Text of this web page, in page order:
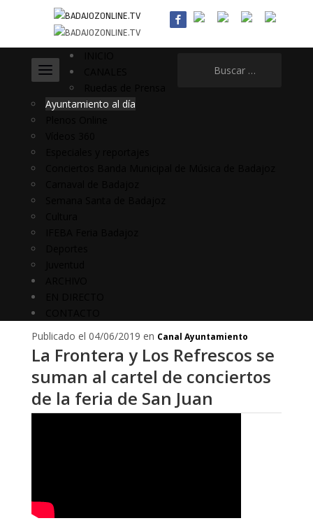
Ayuntamiento al día
Publicado el 04/06/2019 en Canal Ayuntamiento
La Frontera y Los Refrescos se
suman al cartel de conciertos
de la feria de San Juan